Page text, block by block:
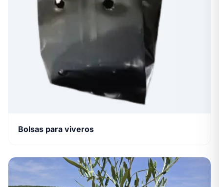
Bolsas para viveros